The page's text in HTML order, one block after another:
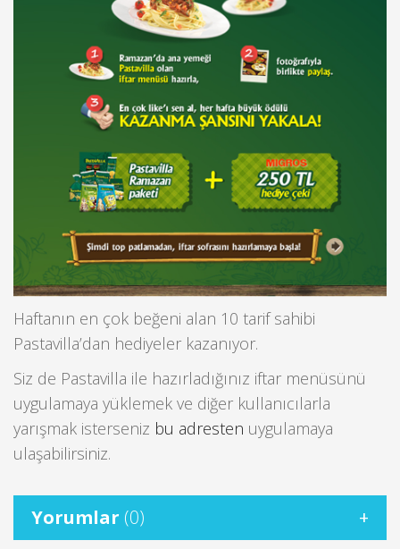
Haftanın en çok beğeni alan 10 tarif sahibi
Pastavilla’dan hediyeler kazanıyor.
Siz de Pastavilla ile hazırladığınız iftar menüsünü
uygulamaya yüklemek ve diğer kullanıcılarla
yarışmak isterseniz bu adresten uygulamaya
ulaşabilirsiniz.
Yorumlar (0)